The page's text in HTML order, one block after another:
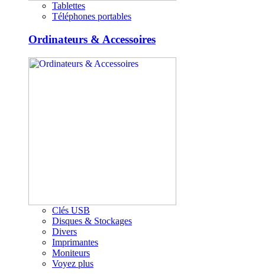
Tablettes
Téléphones portables
Ordinateurs & Accessoires
Clés USB
Disques & Stockages
Divers
Imprimantes
Moniteurs
Voyez plus